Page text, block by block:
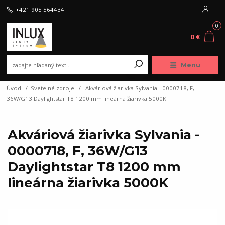
Menu
+421 905 564434
0
0 €
Úvod Svetelné zdroje
Akváriová žiarivka Sylvania - 0000718, F,
36W/G13 Daylightstar T8 1200 mm lineárna žiarivka 5000K
Akváriová žiarivka Sylvania -
0000718, F, 36W/G13
Daylightstar T8 1200 mm
lineárna žiarivka 5000K